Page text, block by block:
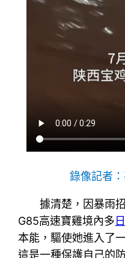
錄像記者
據清楚，因暴雨
G85高速寶雞境內多
本能，驅使她進入了
這是一種保護自己的